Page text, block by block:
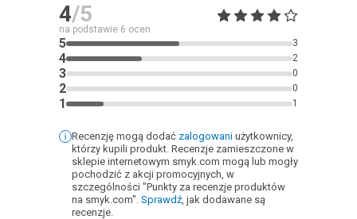
4/5
na podstawie 6 ocen
5 3
4 2
3 0
2 0
1 1
Recenzję mogą dodać zalogowani użytkownicy,
którzy kupili produkt. Recenzje zamieszczone w
sklepie internetowym smyk.com mogą lub mogły
pochodzić z akcji promocyjnych, w
szczególności "Punkty za recenzje produktów
na smyk.com". Sprawdź, jak dodawane są
recenzje.